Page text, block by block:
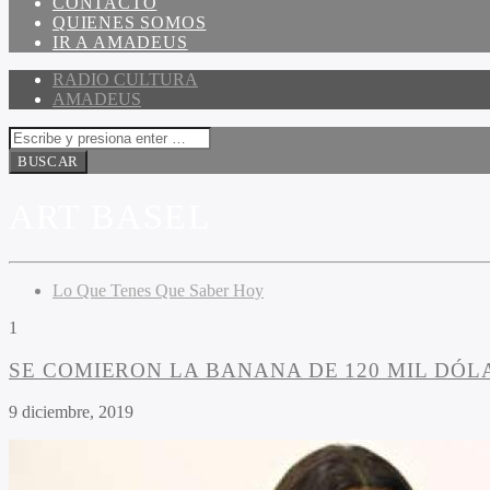
QUIENES SOMOS
IR A AMADEUS
RADIO CULTURA
AMADEUS
Lo Que Tenes Que Saber Hoy
1
SE COMIERON LA BANANA DE 120 MIL
9 diciembre, 2019